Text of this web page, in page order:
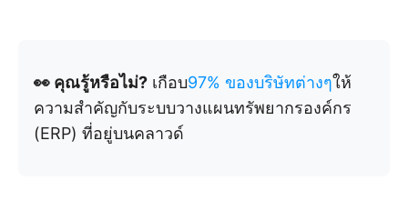
👀 คุณรู้หรือไม่? เกือบ97% ของบริษัทต่างๆให้
ความสำคัญกับระบบวางแผนทรัพยากรองค์กร
(ERP) ที่อยู่บนคลาวด์